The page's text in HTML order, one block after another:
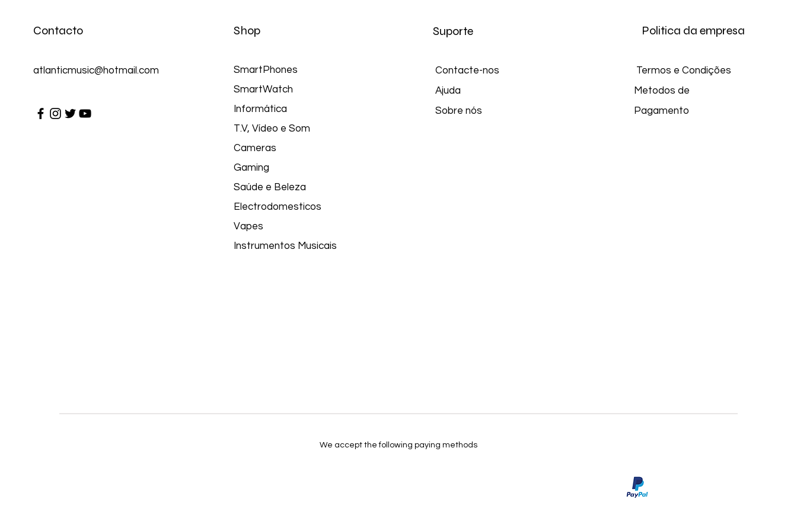
We accept the following paying methods
Contacto
atlanticmusic@hotmail.com
Shop
SmartPhones
SmartWatch
Informática
T.V, Vídeo e Som
Cameras
Gaming
Saúde e Beleza
Electrodomesticos
Vapes
Instrumentos Musicais
Suporte
Contacte-nos
Ajuda
Sobre nós
Politica da empresa
Termos e Condições
Metodos de
Pagamento